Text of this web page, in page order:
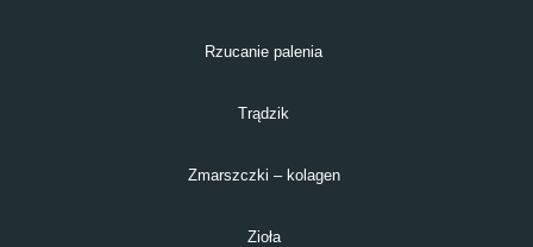
Rzucanie palenia
Trądzik
Zmarszczki – kolagen
Zioła